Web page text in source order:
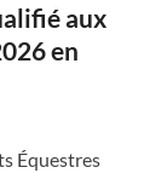
aux
en
Équestres